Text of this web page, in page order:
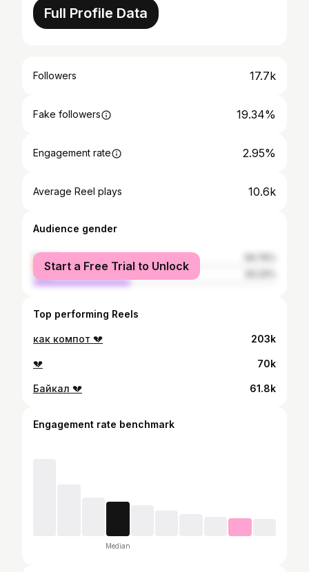
Full Profile Data
Followers 17.7k
Fake followers 19.34%
Engagement rate 2.95%
Average Reel plays 10.6k
Audience gender
female
male
Start a Free Trial to Unlock
Top performing Reels
как компот 💔 203k
💔 70k
Байкал 💔 61.8k
Engagement rate benchmark
Median